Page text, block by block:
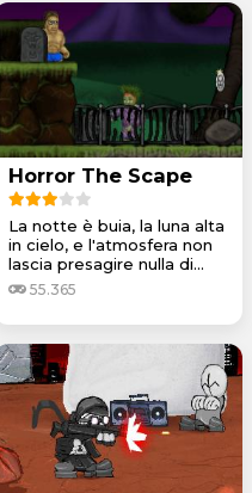
Horror The Scape
La notte è buia, la luna alta
in cielo, e l'atmosfera non
lascia presagire nulla di...
55.365